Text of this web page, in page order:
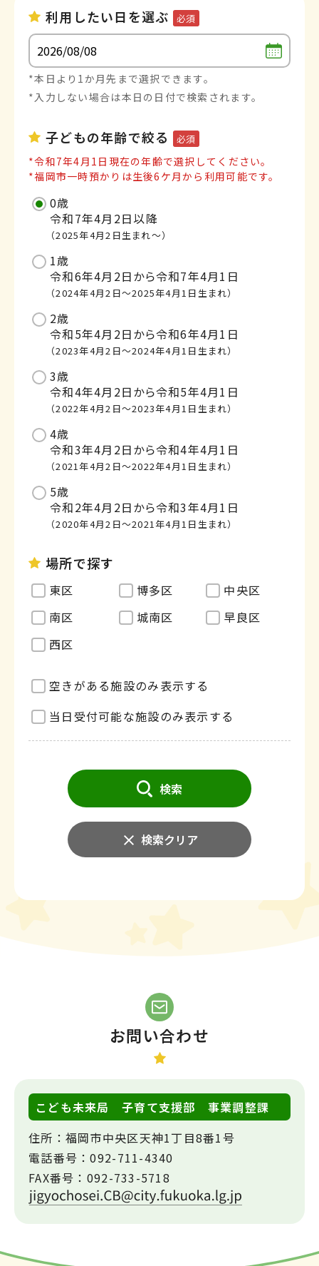
利用したい日を選ぶ 必須
*本日より1か月先まで選択できます。
*入力しない場合は本日の日付で検索されます。
子どもの年齢で絞る 必須
*令和7年4月1日現在の年齢で選択してください。
*福岡市一時預かりは生後6ケ月から利用可能です。
0歳
令和7年4月2日以降
（2025年4月2日生まれ～）
1歳
令和6年4月2日から令和7年4月1日
（2024年4月2日～2025年4月1日生まれ）
2歳
令和5年4月2日から令和6年4月1日
（2023年4月2日～2024年4月1日生まれ）
3歳
令和4年4月2日から令和5年4月1日
（2022年4月2日～2023年4月1日生まれ）
4歳
令和3年4月2日から令和4年4月1日
（2021年4月2日～2022年4月1日生まれ）
5歳
令和2年4月2日から令和3年4月1日
（2020年4月2日～2021年4月1日生まれ）
場所で探す
東区 博多区
中央区
南区
城南区
早良区
西区
空きがある施設のみ表示する
当日受付可能な施設のみ表示する
検索
検索クリア
お問い合わせ
こども未来局 子育て支援部 事業調整課
住所： 福岡市中央区天神1丁目8番1号
電話番号：092-711-4340
FAX番号： 092-733-5718